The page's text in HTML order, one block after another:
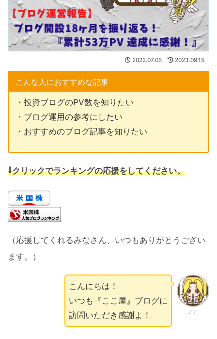
2022.07.05 2023.09.15
こんな人におすすめな記事
・投資ブログのPV数を知りたい
・ブログ運用の参考にしたい
・おすすめのブログ記事を知りたい
⇩クリックでランキングの応援をしてください。
（応援してくれるみなさん、いつもありがとうござい
ます。）
ここ
こんにちは！
いつも『ここ屋』ブログに
訪問いただき感謝よ！